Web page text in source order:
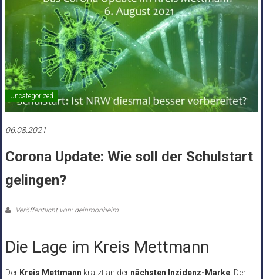
Uncategorized
06.08.2021
Corona Update: Wie soll der Schulstart
gelingen?
Veröffentlicht von: deinmonheim
Die Lage im Kreis Mettmann
Der Kreis Mettmann kratzt an der nächsten Inzidenz-Marke: Der